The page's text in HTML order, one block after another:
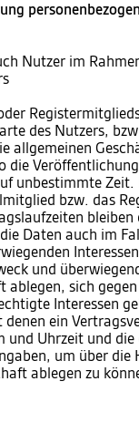
Nutzer im
des Nutzers,
allgemeinen
die
unbestimmte Zeit.
bzw. das
Daten auch im
und
ablegen, sich
Interessen
ein
und Uhrzeit und
um über die
ablegen zu